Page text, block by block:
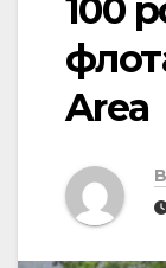
100
Area